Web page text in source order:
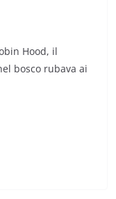
Hood, il
bosco rubava ai